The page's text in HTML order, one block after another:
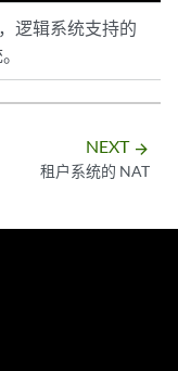
逻辑系统支持的
NEXT arrow_forward
租户系统的 NAT